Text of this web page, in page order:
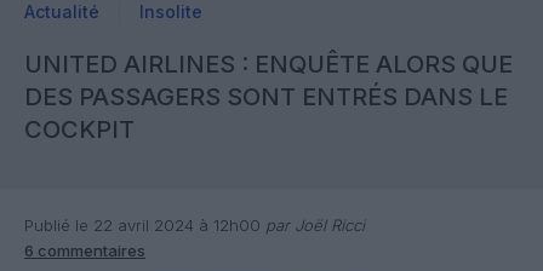
Actualité Insolite
UNITED AIRLINES : ENQUÊTE ALORS QUE
DES PASSAGERS SONT ENTRÉS DANS LE
COCKPIT
Publié le 22 avril 2024 à 12h00 par Joël Ricci
6 commentaires